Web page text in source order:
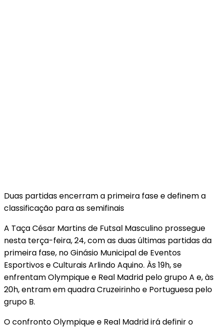
Duas partidas encerram a primeira fase e definem a
classificação para as semifinais
A Taça César Martins de Futsal Masculino prossegue
nesta terça-feira, 24, com as duas últimas partidas da
primeira fase, no Ginásio Municipal de Eventos
Esportivos e Culturais Arlindo Aquino. Às 19h, se
enfrentam Olympique e Real Madrid pelo grupo A e, às
20h, entram em quadra Cruzeirinho e Portuguesa pelo
grupo B.
O confronto Olympique e Real Madrid irá definir o